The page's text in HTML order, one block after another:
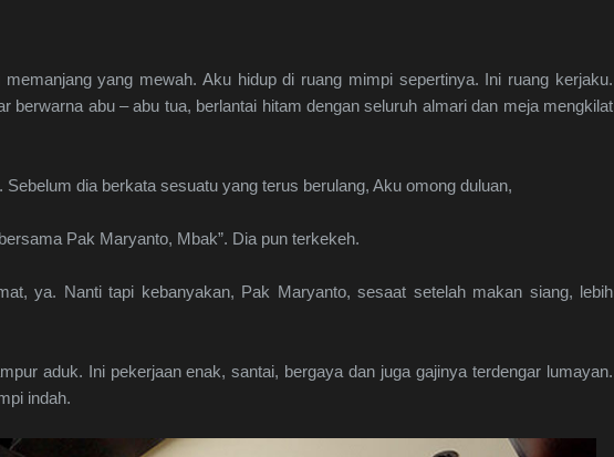
yang mewah. Aku hidup di ruang mimpi sepertinya. Ini ruang kerjaku.
berwarna abu – abu tua, berlantai hitam dengan seluruh almari dan meja mengkilat
dia berkata sesuatu yang terus berulang, Aku omong duluan,
Pak Maryanto, Mbak”. Dia pun terkekeh.
ya. Nanti tapi kebanyakan, Pak Maryanto, sesaat setelah makan siang, lebih
aduk. Ini pekerjaan enak, santai, bergaya dan juga gajinya terdengar lumayan.
indah.